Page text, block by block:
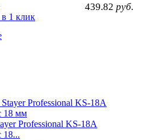
439.82 руб.
1 клик
Professional KS-18A
18...